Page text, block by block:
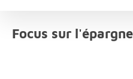
Focus sur